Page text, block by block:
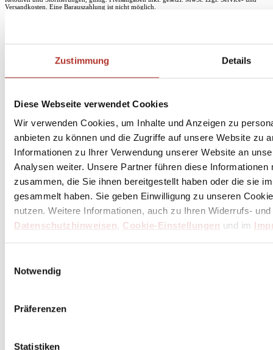
Zustimmung Details
Diese Webseite verwendet Cookies
Wir verwenden Cookies, um Inhalte und Anzeigen zu
anbieten zu können und die Zugriffe auf unsere Website zu
Informationen zu Ihrer Verwendung unserer Website an
Analysen weiter. Unsere Partner führen diese
zusammen, die Sie ihnen bereitgestellt haben oder die sie
gesammelt haben. Sie geben Einwilligung zu unseren
nutzen. Weitere Informationen, auch zu Ihren Widerrufs-
Datenschutzhinweisen, Cookie-Einstellungen und im
Notwendig
Präferenzen
Statistiken
Versandkosten. Eine Barauszahlung ist nicht möglich.
Unser Dankeschön für deinen Einkauf ab 100 €